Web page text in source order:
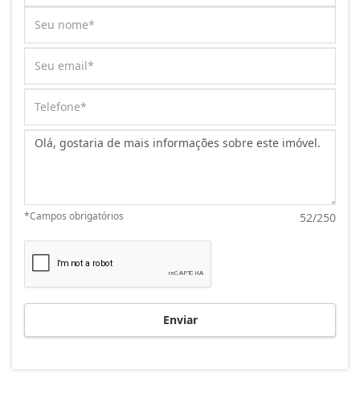
Mensagem:
52/250
*Campos obrigatórios
Enviar